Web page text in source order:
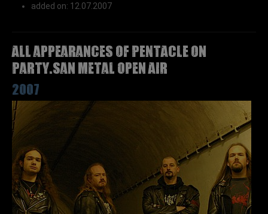
added on: 12.07.2007
All appearances of PENTACLE on
Party.San Metal Open Air
2007